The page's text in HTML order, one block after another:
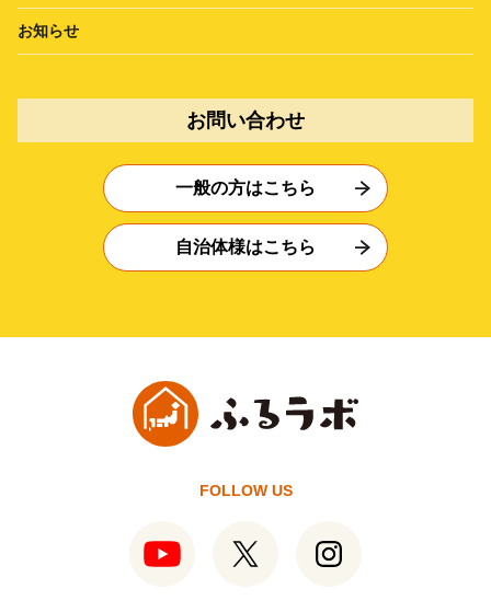
お知らせ
お問い合わせ
一般の方はこちら
自治体様はこちら
FOLLOW US